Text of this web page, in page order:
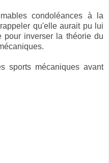
condoléances à la
qu'elle aurait pu lui
inverser la théorie du
sports mécaniques avant